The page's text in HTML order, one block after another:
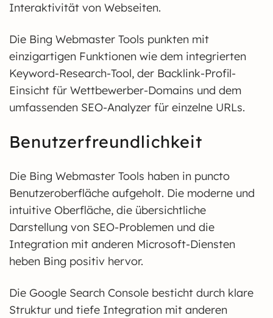
Interaktivität von Webseiten.
Die Bing Webmaster Tools punkten mit
einzigartigen Funktionen wie dem integrierten
Keyword-Research-Tool, der Backlink-Profil-
Einsicht für Wettbewerber-Domains und dem
umfassenden SEO-Analyzer für einzelne URLs.
Benutzerfreundlichkeit
Die Bing Webmaster Tools haben in puncto
Benutzeroberfläche aufgeholt. Die moderne und
intuitive Oberfläche, die übersichtliche
Darstellung von SEO-Problemen und die
Integration mit anderen Microsoft-Diensten
heben Bing positiv hervor.
Die Google Search Console besticht durch klare
Struktur und tiefe Integration mit anderen